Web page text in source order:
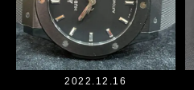
2022.12.16